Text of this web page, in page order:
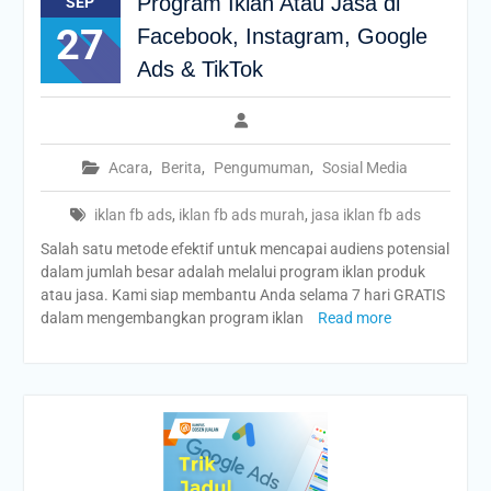
27
Facebook, Instagram, Google
Ads & TikTok
Acara, Berita, Pengumuman, Sosial Media
iklan fb ads, iklan fb ads murah, jasa iklan fb ads
Salah satu metode efektif untuk mencapai audiens potensial
dalam jumlah besar adalah melalui program iklan produk
atau jasa. Kami siap membantu Anda selama 7 hari GRATIS
dalam mengembangkan program iklan
Read more